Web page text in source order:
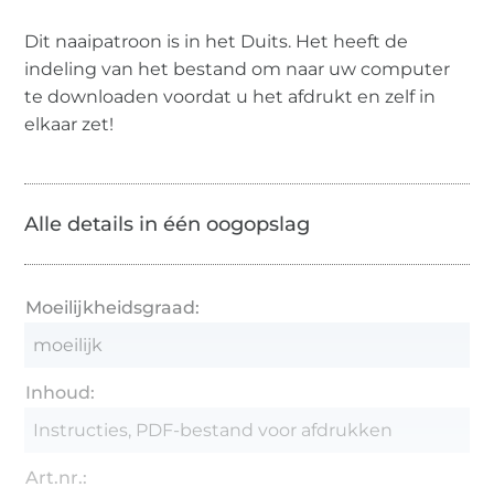
Dit naaipatroon is in het Duits. Het heeft de
indeling van het bestand om naar uw computer
te downloaden voordat u het afdrukt en zelf in
elkaar zet!
Alle details in één oogopslag
Moeilijkheidsgraad:
moeilijk
Inhoud:
Instructies, PDF-bestand voor afdrukken
Art.nr.: